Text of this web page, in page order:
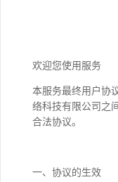
欢迎您使用服务
本服务最终用户协
络科技有限公司之
合法协议。
一、协议的生效